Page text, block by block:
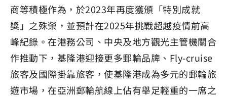
商等積極作為，於2023年再度獲頒「特別成就
獎」之殊榮，並預計在2025年挑戰超越疫情前高
峰紀錄。在港務公司、中央及地方觀光主管機關合
作推動下，基隆港迎接更多郵輪品牌、Fly-cruise
旅客及國際掛靠旅客，使基隆港成為多元的郵輪旅
遊市場，在亞洲郵輪航線上佔有舉足輕重的一席之